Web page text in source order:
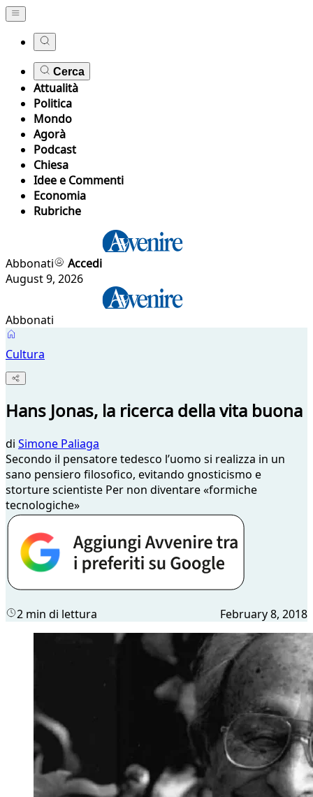
Cerca
Attualità
Politica
Mondo
Agorà
Podcast
Chiesa
Idee e Commenti
Economia
Rubriche
Abbonati
Accedi
August 9, 2026
Abbonati
Cultura
Hans Jonas, la ricerca della vita buona
di Simone Paliaga
Secondo il pensatore tedesco l’uomo si realizza in un
sano pensiero filosofico, evitando gnosticismo e
storture scientiste Per non diventare «formiche
tecnologiche»
2 min di lettura February 8, 2018